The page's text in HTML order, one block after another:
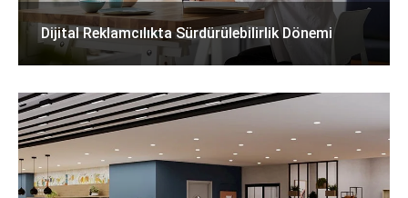
Dijital Reklamcılıkta Sürdürülebilirlik Dönemi